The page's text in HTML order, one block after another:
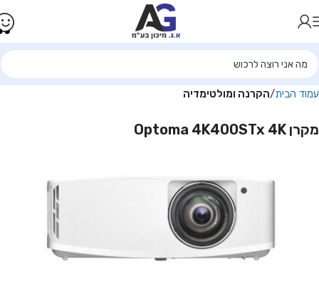
עמוד הבית הקרנה ומולטימדיה
מקרן Optoma 4K400STx 4K